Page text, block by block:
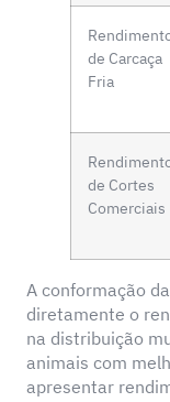
de Carcaça
Fria
de Cortes
Comerciais
A conformação
diretamente o
na distribuição
animais com
apresentar